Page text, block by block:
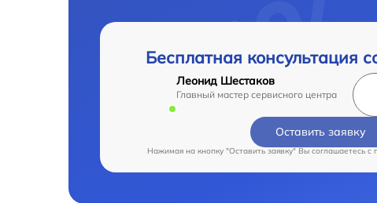
Бесплатная консультация
Леонид Шестаков
Главный мастер сервисного центра
Оставить заявку
Нажимая на кнопку "Оставить заявку" Вы соглашаетесь c